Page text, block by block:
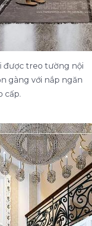
được treo tường nội
gàng với nắp ngăn
cấp.